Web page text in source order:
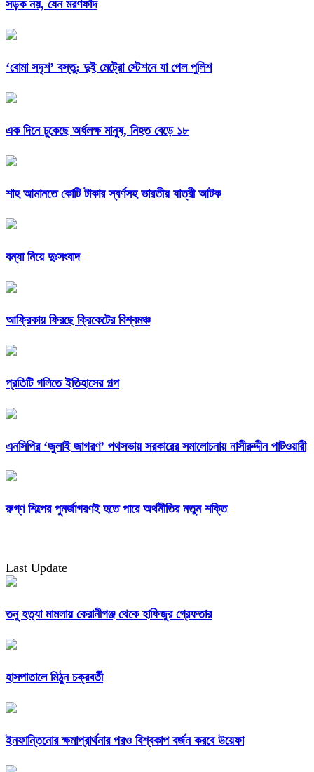
সড়ক নয়, যেন মরণফাঁদ
‘বোমা সদৃশ’ বস্তু: দুই মেট্রো স্টেশনে যা পেল পুলিশ
এক দিনে ঢুকেছে অর্ধলক্ষ মানুষ, নিহত বেড়ে ১৮
শাহ আমানতে কোটি টাকার স্বর্ণসহ ভারতীয় যাত্রী আটক
বন্যা নিয়ে দুঃসংবাদ
আফ্রিকায় ফিরছে ক্রিকেটের বিশ্বমঞ্চ
প্রতিটি গলিতে ইতিহাসের গল্প
এনসিপির ‘জুলাই জাগরণ’ পথসভায় সরকারের সমালোচনায় নাসীরুদ্দীন পাটওয়ারী
রুগ্ণ শিল্পের পুনর্জাগরণই হতে পারে অর্থনীতির নতুন শক্তি
Last Update
তনু হত্যা মামলায় কেরানীগঞ্জ থেকে হাফিজুর গ্রেফতার
হাসপাতালে মিঠুন চক্রবর্তী
ইনফান্তিনোর ক্ষমাপ্রার্থনার পরও বিশ্বকাপ বর্জন করবে উয়েফা